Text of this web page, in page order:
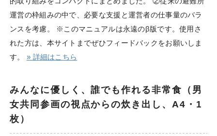
運営の枠組みの中で、必要な支援と運営者の仕事量のバラ
ンスを考慮。 ※このマニュアルは永遠のβ版です。使用さ
れた方は、本サイトまでぜひフィードバックをお願いしま
す。 » 詳細はこちら
みんなに優しく、誰でも作れる非常食（男
女共同参画の視点からの炊き出し、A4・1
枚）